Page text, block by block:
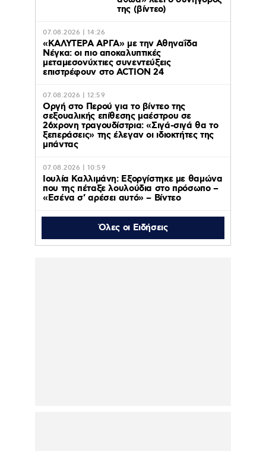
της (βίντεο)
07.08.2026 | 14:26
«ΚΑΛΥΤΕΡΑ ΑΡΓΑ» με την Αθηναΐδα
Νέγκα: οι πιο αποκαλυπτικές
μεταμεσονύχτιες συνεντεύξεις
επιστρέφουν στο ACTION 24
07.08.2026 | 12:59
Οργή στο Περού για το βίντεο της
σεξουαλικής επίθεσης μαέστρου σε
26χρονη τραγουδίστρια: «Σιγά-σιγά θα το
ξεπεράσεις» της έλεγαν οι ιδιοκτήτες της
μπάντας
07.08.2026 | 10:59
Ιουλία Καλλιμάνη: Εξοργίστηκε με θαμώνα
που της πέταξε λουλούδια στο πρόσωπο –
«Εσένα σ’ αρέσει αυτό» – Βίντεο
Όλες οι Ειδήσεις